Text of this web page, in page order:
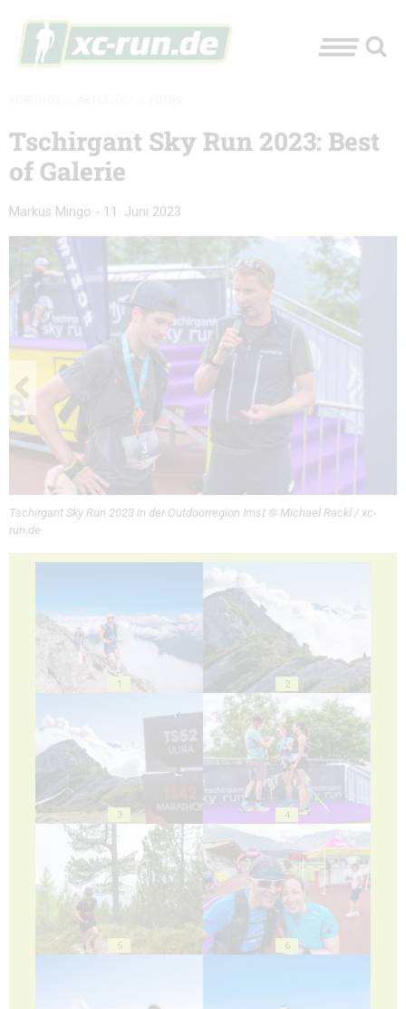
Tschirgant Sky Run 2023: Best
of Galerie
Markus Mingo - 11. Juni 2023
Tschirgant Sky Run 2023 in der Outdoorregion Imst © Michael Rackl / xc-
run.de
1 2
3 4
5 6